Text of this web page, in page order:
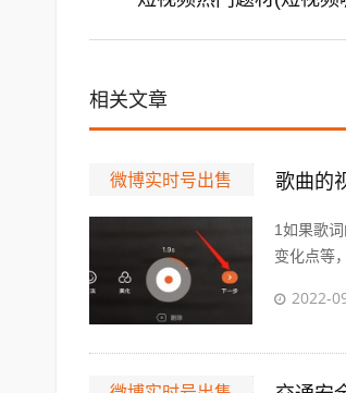
相关文章
微博实时号出售 歌曲的
1如果歌
变化点等
2022-